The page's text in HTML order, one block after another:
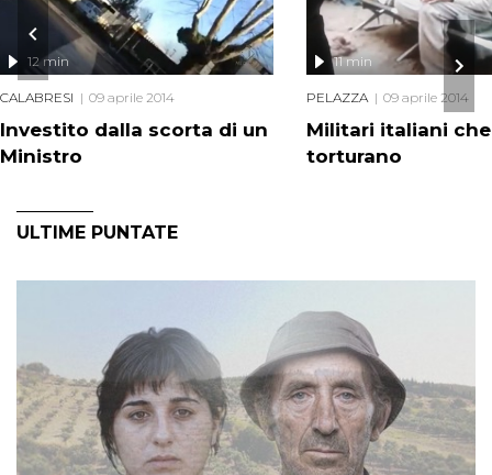
Investito dalla scorta di un
Ministro
12 min
CALABRESI 09 aprile 2014
Militari italiani che
torturano
11 min
PELAZZA 09 aprile 2014
ULTIME PUNTATE